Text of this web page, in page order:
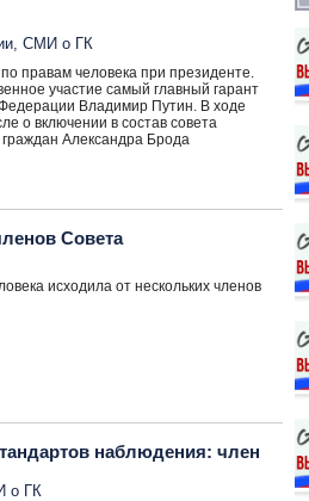
, СМИ о ГК
правам человека при президенте.
участие самый главный гарант
Владимир Путин. В ходе
о включении в состав совета
Александра Брода
Совета
исходила от нескольких членов
наблюдения: член
о ГК